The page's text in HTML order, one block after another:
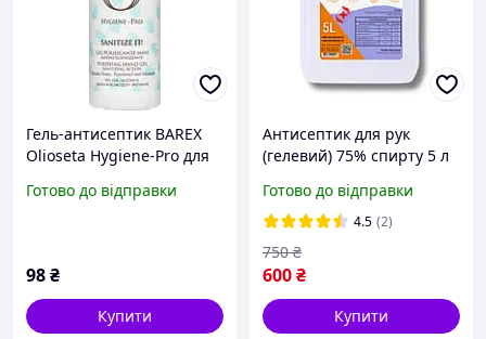
Гель-антисептик BAREX
Olioseta Hygiene-Pro для
Готово до відправки
98₴
Купити
Антисептик для рук
(гелевий) 75% спирту 5 л
Готово до відправки
4.5 (2)
600₴
750 ₴
Купити